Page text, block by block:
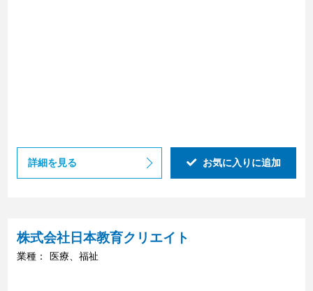
詳細を見る お気に入りに追加
株式会社日本教育クリエイト
業種： 医療、福祉